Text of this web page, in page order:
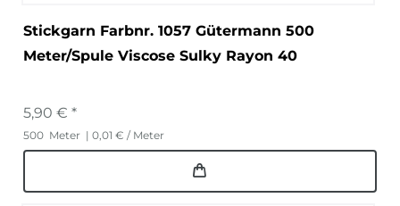
Stickgarn Farbnr. 1057 Gütermann 500
Meter/Spule Viscose Sulky Rayon 40
5,90 € *
500 Meter | 0,01 € / Meter